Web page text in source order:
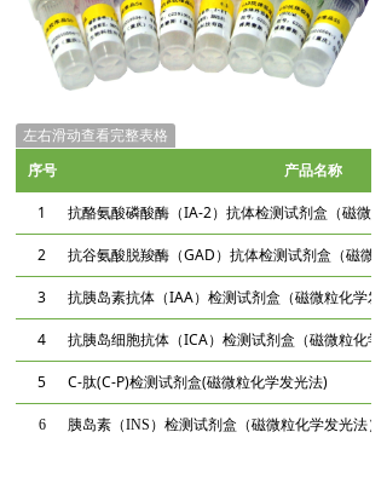
左右滑动查看完整表格
序号
产品名称
1 抗酪氨酸磷酸酶（IA-2）抗体检测试剂盒（磁微粒
2 抗谷氨酸脱羧酶（GAD）抗体检测试剂盒（磁微粒
3 抗胰岛素抗体（IAA）检测试剂盒（磁微粒化学发
4 抗胰岛细胞抗体（ICA）检测试剂盒（磁微粒化学
5 C-肽(C-P)检测试剂盒(磁微粒化学发光法)
6 胰岛素（INS）检测试剂盒（磁微粒化学发光法）